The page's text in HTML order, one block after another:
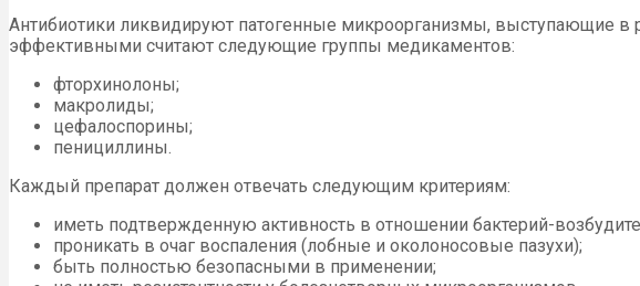
Антибиотики ликвидируют патогенные микроорганизмы, выступающие в
эффективными считают следующие группы медикаментов:
фторхинолоны;
макролиды;
цефалоспорины;
пенициллины.
Каждый препарат должен отвечать следующим критериям:
иметь подтвержденную активность в отношении бактерий-
проникать в очаг воспаления (лобные и околоносовые пазухи);
быть полностью безопасными в применении;